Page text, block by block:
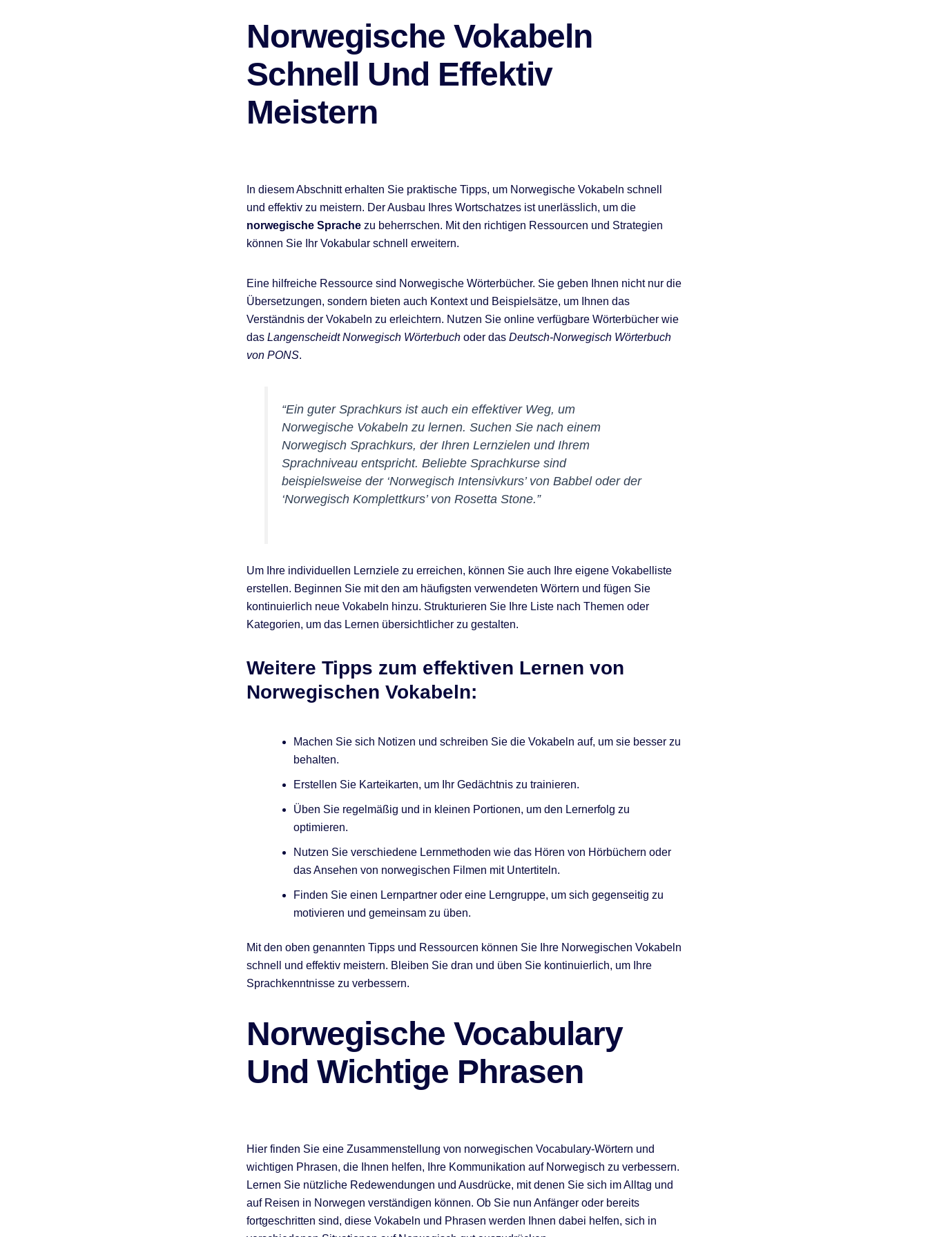
Norwegische Vokabeln
Schnell Und Effektiv
Meistern
In diesem Abschnitt erhalten Sie praktische Tipps, um Norwegische Vokabeln schnell
und effektiv zu meistern. Der Ausbau Ihres Wortschatzes ist unerlässlich, um die
norwegische Sprache zu beherrschen. Mit den richtigen Ressourcen und Strategien
können Sie Ihr Vokabular schnell erweitern.
Eine hilfreiche Ressource sind Norwegische Wörterbücher. Sie geben Ihnen nicht nur die
Übersetzungen, sondern bieten auch Kontext und Beispielsätze, um Ihnen das
Verständnis der Vokabeln zu erleichtern. Nutzen Sie online verfügbare Wörterbücher wie
das Langenscheidt Norwegisch Wörterbuch oder das Deutsch-Norwegisch Wörterbuch
von PONS.
“Ein guter Sprachkurs ist auch ein effektiver Weg, um
Norwegische Vokabeln zu lernen. Suchen Sie nach einem
Norwegisch Sprachkurs, der Ihren Lernzielen und Ihrem
Sprachniveau entspricht. Beliebte Sprachkurse sind
beispielsweise der ‘Norwegisch Intensivkurs’von Babbel oder der
‘Norwegisch Komplettkurs’von Rosetta Stone.”
Um Ihre individuellen Lernziele zu erreichen, können Sie auch Ihre eigene Vokabelliste
erstellen. Beginnen Sie mit den am häufigsten verwendeten Wörtern und fügen Sie
kontinuierlich neue Vokabeln hinzu. Strukturieren Sie Ihre Liste nach Themen oder
Kategorien, um das Lernen übersichtlicher zu gestalten.
Weitere Tipps zum effektiven Lernen von
Norwegischen Vokabeln:
Machen Sie sich Notizen und schreiben Sie die Vokabeln auf, um sie besser zu
behalten.
Erstellen Sie Karteikarten, um Ihr Gedächtnis zu trainieren.
Üben Sie regelmäßig und in kleinen Portionen, um den Lernerfolg zu
optimieren.
Nutzen Sie verschiedene Lernmethoden wie das Hören von Hörbüchern oder
das Ansehen von norwegischen Filmen mit Untertiteln.
Finden Sie einen Lernpartner oder eine Lerngruppe, um sich gegenseitig zu
motivieren und gemeinsam zu üben.
Mit den oben genannten Tipps und Ressourcen können Sie Ihre Norwegischen Vokabeln
schnell und effektiv meistern. Bleiben Sie dran und üben Sie kontinuierlich, um Ihre
Sprachkenntnisse zu verbessern.
Norwegische Vocabulary
Und Wichtige Phrasen
Hier finden Sie eine Zusammenstellung von norwegischen Vocabulary-Wörtern und
wichtigen Phrasen, die Ihnen helfen, Ihre Kommunikation auf Norwegisch zu verbessern.
Lernen Sie nützliche Redewendungen und Ausdrücke, mit denen Sie sich im Alltag und
auf Reisen in Norwegen verständigen können. Ob Sie nun Anfänger oder bereits
fortgeschritten sind, diese Vokabeln und Phrasen werden Ihnen dabei helfen, sich in